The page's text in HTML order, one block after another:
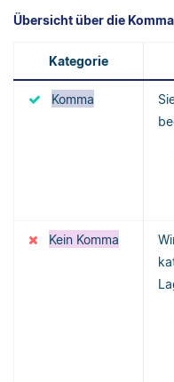
Übersicht über die
Kategorie
Komma
Kein Komma